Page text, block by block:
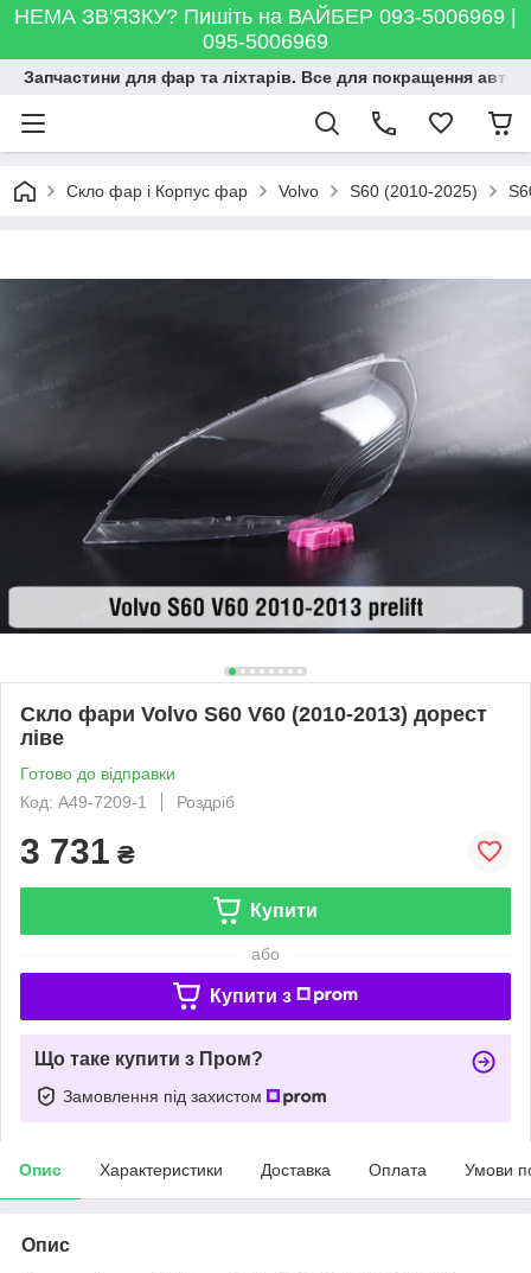
НЕМА ЗВ'ЯЗКУ? Пишіть на ВАЙБЕР 093-5006969 |
095-5006969
Запчастини для фар та ліхтарів. Все для покращення
Скло фар і Корпус фар Volvo S60 (2010-2025)
Скло фари Volvo S60 V60 (2010-2013) дорест
ліве
Готово до відправки
Код: A49-7209-1
Роздріб
3 731 ₴
Купити
або
Купити з
Що таке купити з Пром?
Замовлення під захистом
Опис Характеристики Доставка Оплата Умови
Опис